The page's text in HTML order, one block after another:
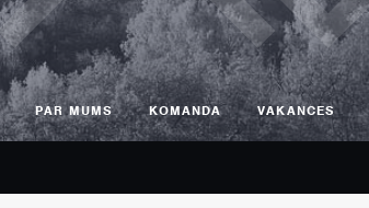
PAR MUMS KOMANDA VAKANCES